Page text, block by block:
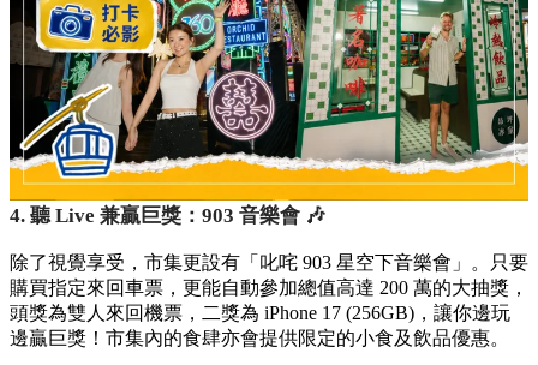
4. 聽 Live 兼贏巨獎：903 音樂會 🎶
除了視覺享受，市集更設有「叱咤 903 星空下音樂會」。只要
購買指定來回車票，更能自動參加總值高達 200 萬的大抽獎，
頭獎為雙人來回機票，二獎為 iPhone 17 (256GB)，讓你邊玩
邊贏巨獎！市集內的食肆亦會提供限定的小食及飲品優惠。